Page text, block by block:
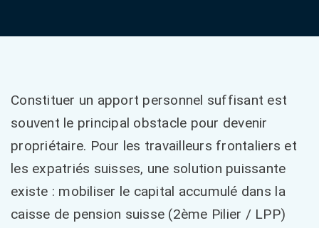
Constituer un apport personnel suffisant est
souvent le principal obstacle pour devenir
propriétaire. Pour les travailleurs frontaliers et
les expatriés suisses, une solution puissante
existe : mobiliser le capital accumulé dans la
caisse de pension suisse (2ème Pilier / LPP)